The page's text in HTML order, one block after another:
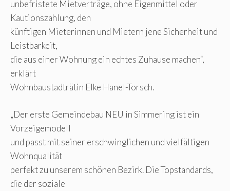
unbefristete Mietverträge, ohne Eigenmittel oder
Kautionszahlung, den
künftigen Mieterinnen und Mietern jene Sicherheit und
Leistbarkeit,
die aus einer Wohnung ein echtes Zuhause machen“,
erklärt
Wohnbaustadträtin Elke Hanel-Torsch.
„Der erste Gemeindebau NEU in Simmering ist ein
Vorzeigemodell
und passt mit seiner erschwinglichen und vielfältigen
Wohnqualität
perfekt zu unserem schönen Bezirk. Die Topstandards,
die der soziale